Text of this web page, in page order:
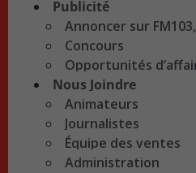
Publicité
Annoncer sur
Concours
Opportunités
Nous Joindre
Animateurs
Journalistes
Équipe des ventes
Administration